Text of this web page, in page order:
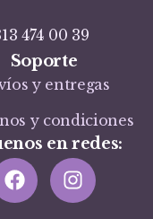
474 00 39
Soporte
y entregas
y condiciones
en redes: